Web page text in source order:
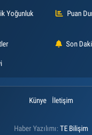
Yoğunluk
Puan
Son
Künye İletişim
Haber Yazılımı: TE Bilişim